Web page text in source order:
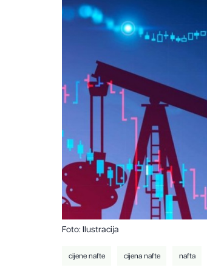
Foto: Ilustracija
cijene nafte cijena nafte nafta